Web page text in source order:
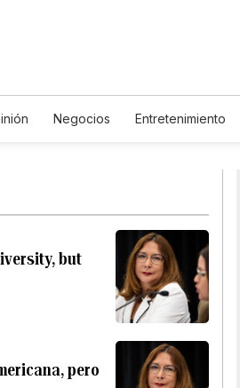
Negocios Entretenimiento
but
pero